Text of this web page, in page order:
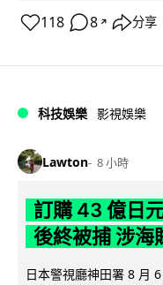
118 8 ↗ 分享
科技娛樂 影視娛樂
Lawton 8 小時
訂購 43 億日
後終被捕 涉海
日本警視廳神田署 8 月